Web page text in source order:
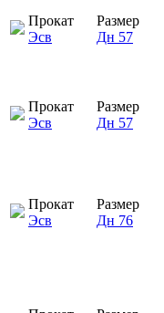
Прокат
Эсв
Размер
Дн 57
Прокат
Эсв
Размер
Дн 57
Прокат
Эсв
Размер
Дн 76